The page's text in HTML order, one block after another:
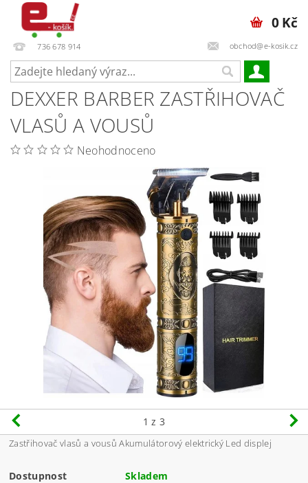
736 678 914 obchod@e-kosik.cz
0 Kč
DEXXER BARBER ZASTŘIHOVAČ
VLASŮ A VOUSŮ
Neohodnoceno
1 z 3
Zastřihovač vlasů a vousů Akumulátorový elektrický Led displej
Dostupnost Skladem